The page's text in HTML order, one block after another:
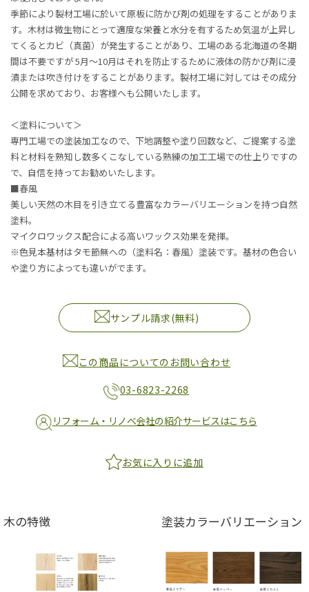
季節により製材工場に於いて原板に防かび剤の処理をすることがありま
す。木材は微生物にとって適度な栄養と水分を有するため気温が上昇し
てくるとカビ（真菌）が発生することがあり、工場のある北海道の冬期
間は不要ですが 5月〜10月はそれを防止するために液体の防かび剤に浸
漬または吹き付けをすることがあります。製材工場に対してはその成分
公開を求めており、お客様へも公開いたします。
＜塗料について＞
専門工場での塗装加工なので、下地調整や塗り回数など、ご提案する塗
料と材料を熟知し数多くこなしている熟練の加工工場での仕上りですの
で、自信を持ってお勧めいたします。
■春風
美しい天然の木目を引き立てる豊富なカラーバリエーションを持つ自然
塗料。
マイクロワックス配合による高いワックス効果を発揮。
※色見本基材はタモ節無への（塗料名：春風）塗装です。基材の色合い
や塗り方によっても違いがでます。
サンプル請求(無料)
この商品についてのお問い合わせ
03-6823-2268
リフォーム・リノベ会社の紹介サービスはこちら
お気に入りに追加
木の特徴 塗装カラーバリエーション